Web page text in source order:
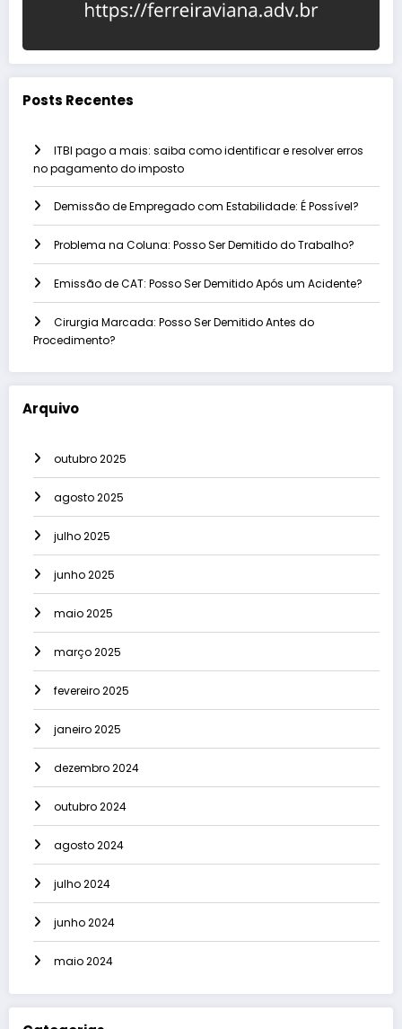
Posts Recentes
ITBI pago a mais: saiba como identificar e resolver erros
no pagamento do imposto
Demissão de Empregado com Estabilidade: É Possível?
Problema na Coluna: Posso Ser Demitido do Trabalho?
Emissão de CAT: Posso Ser Demitido Após um Acidente?
Cirurgia Marcada: Posso Ser Demitido Antes do
Procedimento?
Arquivo
outubro 2025
agosto 2025
julho 2025
junho 2025
maio 2025
março 2025
fevereiro 2025
janeiro 2025
dezembro 2024
outubro 2024
agosto 2024
julho 2024
junho 2024
maio 2024